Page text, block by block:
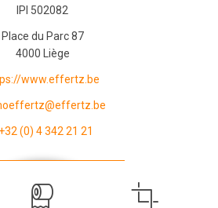
IPI 502082
Place du Parc 87
4000 Liège
www.effertz.be
(0) 4 342 21 21